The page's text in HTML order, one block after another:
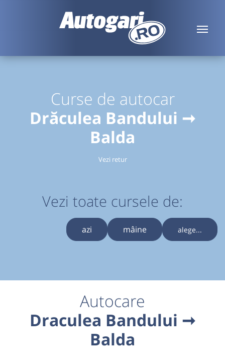
Curse de autocar
Drăculea Bandului ➞
Balda
Vezi retur
Vezi toate cursele de:
azi mâine alege...
Autocare
Draculea Bandului ➞
Balda